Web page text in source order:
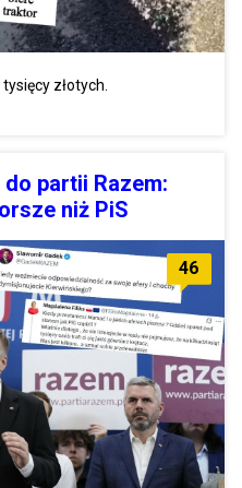
złotych.
partii Razem:
niż PiS
46